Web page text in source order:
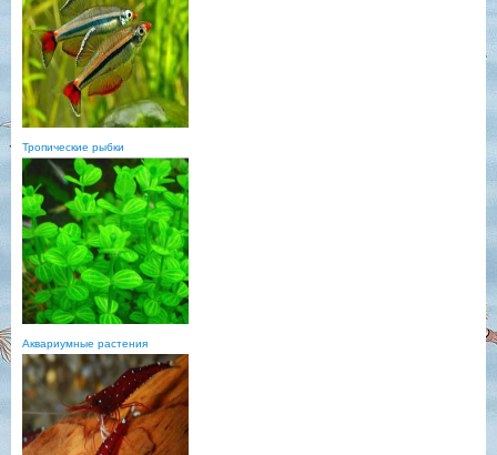
Тропические рыбки
Аквариумные растения